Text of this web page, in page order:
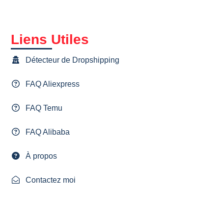
Liens Utiles
Détecteur de Dropshipping
FAQ Aliexpress
FAQ Temu
FAQ Alibaba
À propos
Contactez moi